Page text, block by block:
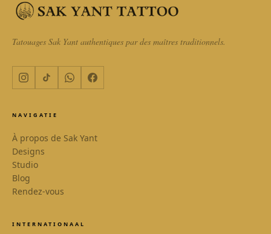
Tatouages Sak Yant authentiques par des maîtres traditionnels.
NAVIGATIE
À propos de Sak Yant
Designs
Studio
Blog
Rendez-vous
INTERNATIONAAL
WhatsApp
Assistant IA
Réponse instantanée 24/7